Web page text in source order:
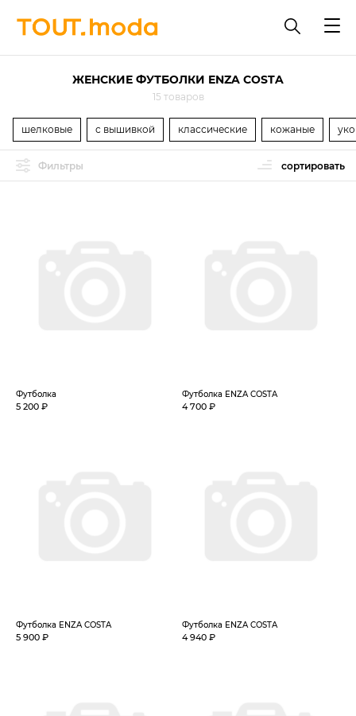
ЖЕНСКИЕ ФУТБОЛКИ ENZA COSTA
15 товаров
шелковые с вышивкой классические кожаные
Фильтры сортировать
Футболка
5 200 ₽
Футболка ENZA COSTA
4 700 ₽
Футболка ENZA COSTA
5 900 ₽
Футболка ENZA COSTA
4 940 ₽